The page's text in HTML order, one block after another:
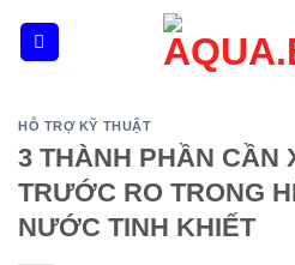
HỖ TRỢ KỸ THUẬT
3 THÀNH PHẦN CẦN
TRƯỚC RO TRONG
NƯỚC TINH KHIẾT